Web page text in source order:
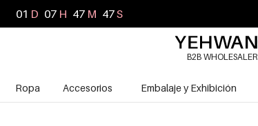
01 D 07 H 47 M 45S
B2B WHOLESALER
Ropa Accesorios Embalaje y Exhibición